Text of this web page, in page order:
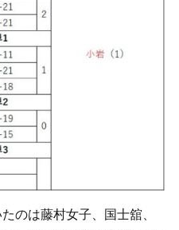
のは藤村女子、国士舘、